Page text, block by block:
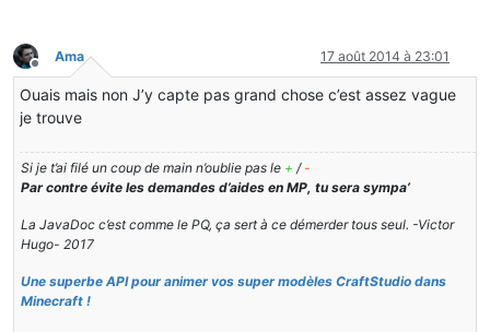
Hors-ligne
Ama 17 août 2014 à 23:01
Ouais mais non J’y capte pas grand chose c’est assez vague
je trouve
Si je t’ai filé un coup de main n’oublie pas le + / -
Par contre évite les demandes d’aides en MP, tu sera sympa’
La JavaDoc c’est comme le PQ, ça sert à ce démerder tous seul. -Victor
Hugo- 2017
Une superbe API pour animer vos super modèles CraftStudio dans
Minecraft !